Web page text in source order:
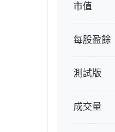
市值
每股盈餘
測試版
成交量